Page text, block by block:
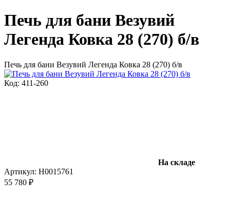
Печь для бани Везувий
Легенда Ковка 28 (270) б/в
Печь для бани Везувий Легенда Ковка 28 (270) б/в
Код: 411-260
На складе
Артикул: Н0015761
55 780 ₽